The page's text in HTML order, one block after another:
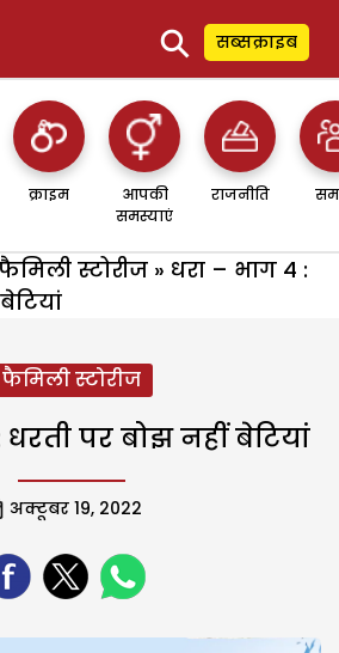
⚲ सब्सक्राइब
क्राइम
आपकी
समस्याएं
राजनीति
स्टोरीज » धरा – भाग 4 :
फैमिली स्टोरीज
पर बोझ नहीं बेटियां
अक्टूबर 19, 2022